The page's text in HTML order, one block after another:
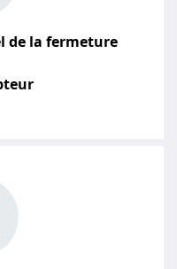
de la fermeture